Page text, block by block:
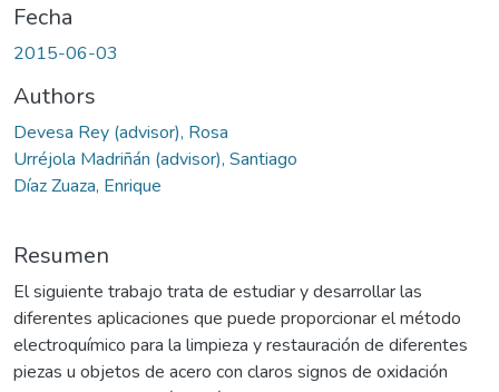
Fecha
2015-06-03
Authors
Devesa Rey (advisor), Rosa
Urréjola Madriñán (advisor), Santiago
Díaz Zuaza, Enrique
Resumen
El siguiente trabajo trata de estudiar y desarrollar las
diferentes aplicaciones que puede proporcionar el método
electroquímico para la limpieza y restauración de diferentes
piezas u objetos de acero con claros signos de oxidación